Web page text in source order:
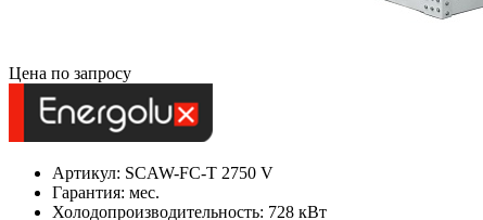
Цена по запросу
Артикул: SCAW-FC-T 2750 V
Гарантия: мес.
Холодопроизводительность: 728 кВт